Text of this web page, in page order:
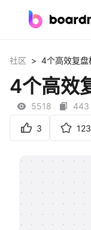
社区资源
下载
私有化部署
客户案例
社区 > 4个高效复盘
4个高效
5518 443
3 123